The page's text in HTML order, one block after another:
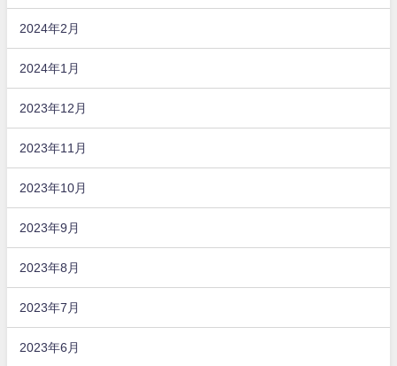
2024年2月
2024年1月
2023年12月
2023年11月
2023年10月
2023年9月
2023年8月
2023年7月
2023年6月